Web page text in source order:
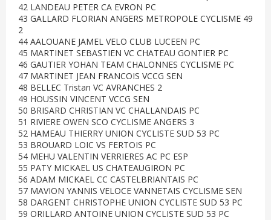
42 LANDEAU PETER CA EVRON PC
43 GALLARD FLORIAN ANGERS METROPOLE CYCLISME 49
2
44 AALOUANE JAMEL VELO CLUB LUCEEN PC
45 MARTINET SEBASTIEN VC CHATEAU GONTIER PC
46 GAUTIER YOHAN TEAM CHALONNES CYCLISME PC
47 MARTINET JEAN FRANCOIS VCCG SEN
48 BELLEC Tristan VC AVRANCHES 2
49 HOUSSIN VINCENT VCCG SEN
50 BRISARD CHRISTIAN VC CHALLANDAIS PC
51 RIVIERE OWEN SCO CYCLISME ANGERS 3
52 HAMEAU THIERRY UNION CYCLISTE SUD 53 PC
53 BROUARD LOIC VS FERTOIS PC
54 MEHU VALENTIN VERRIERES AC PC ESP
55 PATY MICKAEL US CHATEAUGIRON PC
56 ADAM MICKAEL CC CASTELBRIANTAIS PC
57 MAVION YANNIS VELOCE VANNETAIS CYCLISME SEN
58 DARGENT CHRISTOPHE UNION CYCLISTE SUD 53 PC
59 ORILLARD ANTOINE UNION CYCLISTE SUD 53 PC